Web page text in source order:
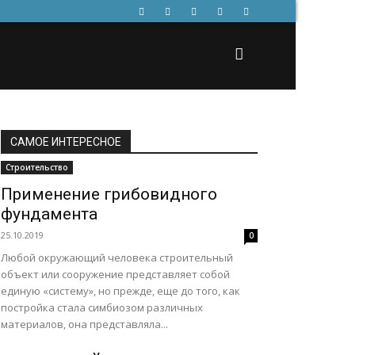
САМОЕ ИНТЕРЕСНОЕ
Строительство
Применение грибовидного
фундамента
25.10.2019 0
Любой окружающий человека строительный
объект или сооружение представляет собой
единую «систему», но прежде, еще до того, как
постройка стала симбиозом различных
материалов, она представляла...